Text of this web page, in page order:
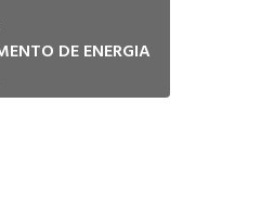
DE ENERGIA